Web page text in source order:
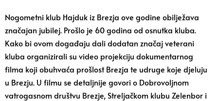
Nogometni klub Hajduk iz Brezja ove godine obilježava
značajan jubilej. Prošlo je 60 godina od osnutka kluba.
Kako bi ovom događaju dali dodatan značaj veterani
kluba organizirali su video projekciju dokumentarnog
filma koji obuhvaća prošlost Brezja te udruge koje djeluju
u Brezju. U filmu se detaljnije govori o Dobrovoljnom
vatrogasnom društvu Brezje, Streljačkom klubu Zelenbor i